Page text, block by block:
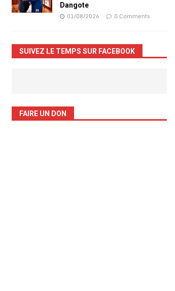
Dangote
01/08/2026 0 Comments
SUIVEZ LE TEMPS SUR FACEBOOK
FAIRE UN DON